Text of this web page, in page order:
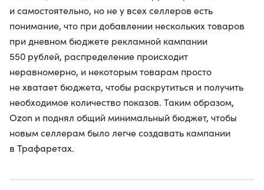
и самостоятельно, но не у всех селлеров есть
понимание, что при добавлении нескольких товаров
при дневном бюджете рекламной кампании
550 рублей, распределение происходит
неравномерно, и некоторым товарам просто
не хватает бюджета, чтобы раскрутиться и получить
необходимое количество показов. Таким образом,
Ozon и поднял общий минимальный бюджет, чтобы
новым селлерам было легче создавать кампании
в Трафаретах.